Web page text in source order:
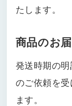
たします。
商品のお
発送時期の
のご依頼を
ます。